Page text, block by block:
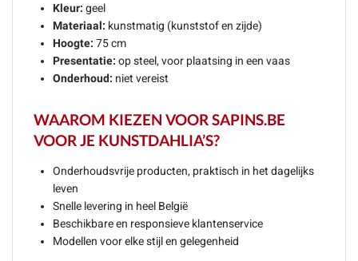
Kleur: geel
Materiaal: kunstmatig (kunststof en zijde)
Hoogte: 75 cm
Presentatie: op steel, voor plaatsing in een vaas
Onderhoud: niet vereist
WAAROM KIEZEN VOOR SAPINS.BE
VOOR JE KUNSTDAHLIA’S?
Onderhoudsvrije producten, praktisch in het dagelijks
leven
Snelle levering in heel België
Beschikbare en responsieve klantenservice
Modellen voor elke stijl en gelegenheid